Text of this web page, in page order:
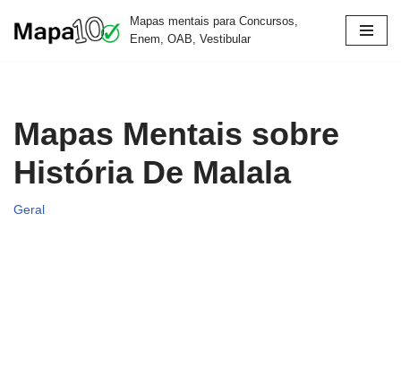
Mapas mentais para Concursos,
Enem, OAB, Vestibular
Mapas Mentais sobre
História De Malala
Geral